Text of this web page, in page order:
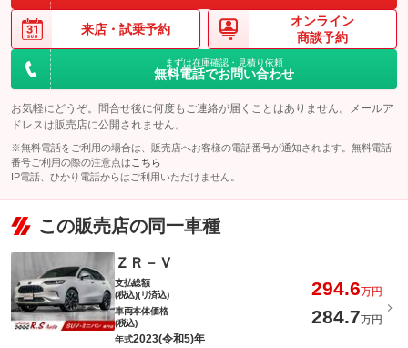
来店・ 試乗予約
オンライン
商談予約
まずは在庫確認・見積り依頼
無料電話でお問い合わせ
お気軽にどうぞ。問合せ後に何度もご連絡が届くことはありません。メールア
ドレスは販売店に公開されません。
※無料電話をご利用の場合は、販売店へお客様の電話番号が通知されます。無料電話
番号ご利用の際の注意点は こちら
IP電話、ひかり電話からはご利用いただけません。
この販売店の同一車種
ＺＲ－Ｖ
支払総額
(税込)(リ済込)
294.6万円
車両本体価格
(税込)
284.7万円
年式2023(令和5)年